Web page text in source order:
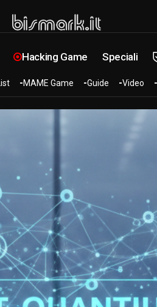
Hacking Game Speciali
MAME Game Guide Video